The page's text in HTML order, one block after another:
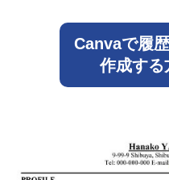
Canvaで履
作成する